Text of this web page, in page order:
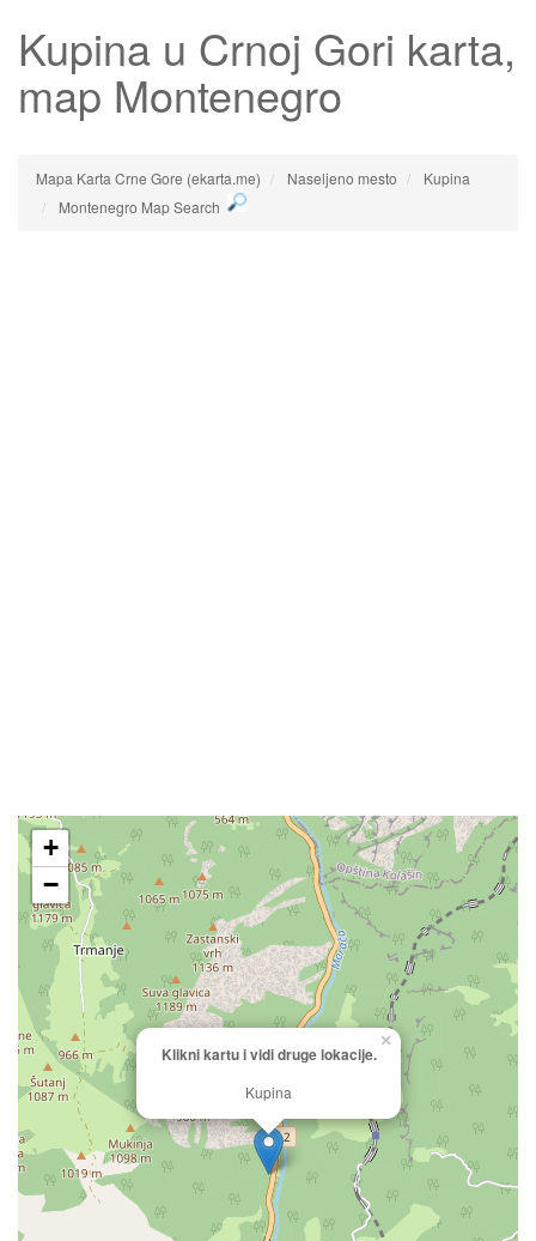
Kupina u Crnoj Gori karta,
map Montenegro
Mapa Karta Crne Gore (ekarta.me) Naseljeno mesto
Kupina
Montenegro Map Search
Klikni kartu i vidi druge lokacije.
Kupina
×
+
−